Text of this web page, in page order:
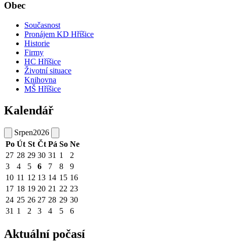
Obec
Současnost
Pronájem KD Hříšice
Historie
Firmy
HC Hříšice
Životní situace
Knihovna
MŠ Hříšice
Kalendář
Srpen2026
Po Út St Čt Pá So Ne
27 28 29 30 31 1
2
3
4 5 6 7 8
9
10 11 12 13 14 15 16
17 18 19 20 21 22 23
24 25 26 27 28 29 30
31 1 2 3 4 5 6
Aktuální počasí